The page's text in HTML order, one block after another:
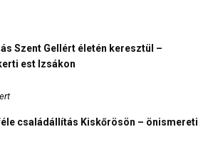
Szent Gellért életén keresztül –
est Izsákon
családállítás Kiskőrösön – önismereti